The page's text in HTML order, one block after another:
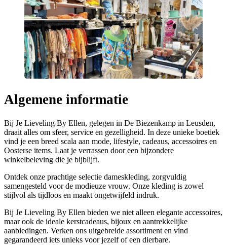
Algemene informatie
Bij Je Lieveling By Ellen, gelegen in De Biezenkamp in Leusden,
draait alles om sfeer, service en gezelligheid. In deze unieke boetiek
vind je een breed scala aan mode, lifestyle, cadeaus, accessoires en
Oosterse items. Laat je verrassen door een bijzondere
winkelbeleving die je bijblijft.
Ontdek onze prachtige selectie dameskleding, zorgvuldig
samengesteld voor de modieuze vrouw. Onze kleding is zowel
stijlvol als tijdloos en maakt ongetwijfeld indruk.
Bij Je Lieveling By Ellen bieden we niet alleen elegante accessoires,
maar ook de ideale kerstcadeaus, bijoux en aantrekkelijke
aanbiedingen. Verken ons uitgebreide assortiment en vind
gegarandeerd iets unieks voor jezelf of een dierbare.